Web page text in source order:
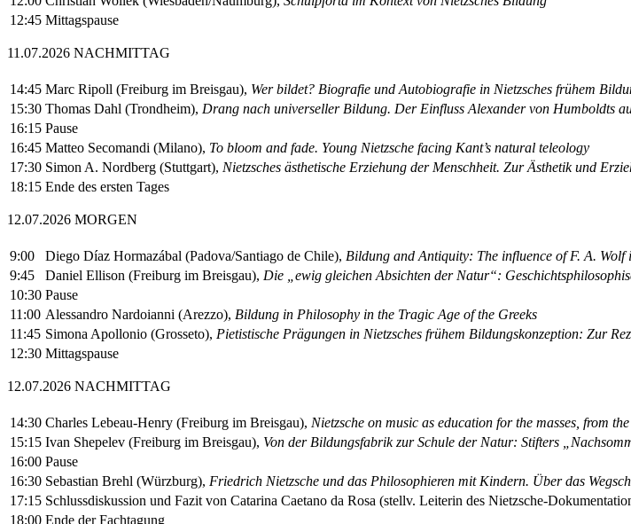
12:45 Mittagspause
11.07.2026 NACHMITTAG
14:45 Marc Ripoll (Freiburg im Breisgau), Wer bildet? Biografie und Autobiografie in Nietzsches frühem
15:30 Thomas Dahl (Trondheim), Drang nach universeller Bildung. Der Einfluss Alexander von Humboldts
16:15 Pause
16:45 Matteo Secomandi (Milano), To bloom and fade. Young Nietzsche facing Kant’s natural teleology
17:30 Simon A. Nordberg (Stuttgart), Nietzsches ästhetische Erziehung der Menschheit. Zur Ästhetik und
18:15 Ende des ersten Tages
12.07.2026 MORGEN
9:00 Diego Díaz Hormazábal (Padova/Santiago de Chile), Bildung and Antiquity: The influence of F. A. Wolf
9:45
Daniel Ellison (Freiburg im Breisgau), Die „ewig gleichen Absichten der Natur“:
10:30 Pause
11:00 Alessandro Nardoianni (Arezzo), Bildung in Philosophy in the Tragic Age of the Greeks
11:45 Simona Apollonio (Grosseto), Pietistische Prägungen in Nietzsches frühem Bildungskonzeption: Zur
12:30 Mittagspause
12.07.2026 NACHMITTAG
14:30 Charles Lebeau-Henry (Freiburg im Breisgau), Nietzsche on music as education for the masses, from
15:15 Ivan Shepelev (Freiburg im Breisgau), Von der Bildungsfabrik zur Schule der Natur: Stifters
16:00 Pause
16:30 Sebastian Brehl (Würzburg), Friedrich Nietzsche und das Philosophieren mit Kindern. Über das
17:15 Schlussdiskussion und Fazit von Catarina Caetano da Rosa (stellv. Leiterin des Nietzsche-
18:00 Ende der Fachtagung